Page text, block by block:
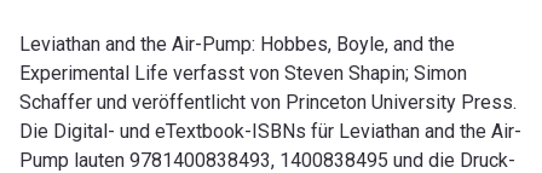
Leviathan and the Air-Pump: Hobbes, Boyle, and the
Experimental Life verfasst von Steven Shapin; Simon
Schaffer und veröffentlicht von Princeton University Press.
Die Digital- und eTextbook-ISBNs für Leviathan and the Air-
Pump lauten 9781400838493, 1400838495 und die Druck-